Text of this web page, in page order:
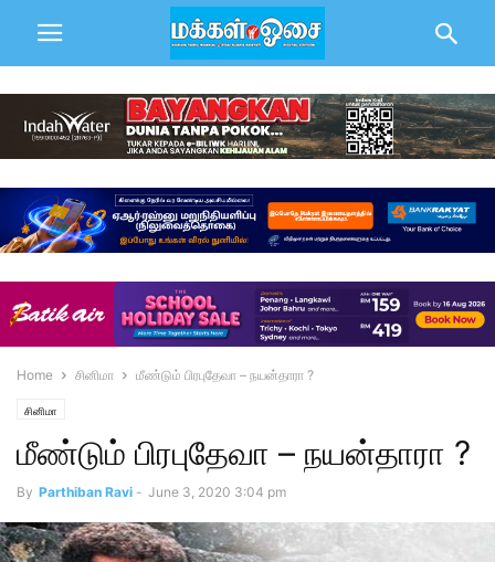
Home சினிமா மீண்டும் பிரபுதேவா – நயன்தாரா ?
சினிமா
மீண்டும் பிரபுதேவா – நயன்தாரா ?
By Parthiban Ravi - June 3, 2020 3:04 pm